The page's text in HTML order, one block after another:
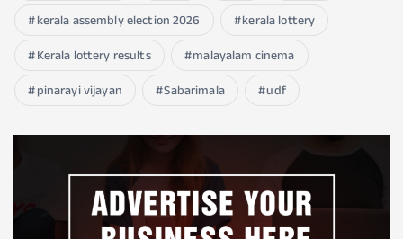
kerala assembly election 2026
kerala lottery
Kerala lottery results
malayalam cinema
pinarayi vijayan
Sabarimala udf